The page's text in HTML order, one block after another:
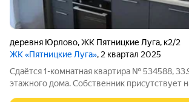
деревня Юрлово,ЖК Пятницкие Луга, к2/2
ЖК «Пятницкие Луга», 2 квартал 2025
Сдаётся 1-комнатная квартира № 534588,
этажного дома. Собственник присутствует